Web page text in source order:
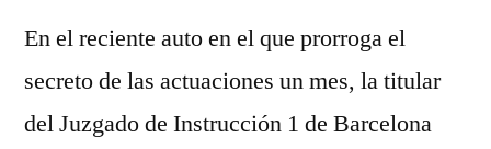
En el reciente auto en el que prorroga el
secreto de las actuaciones un mes, la titular
del Juzgado de Instrucción 1 de Barcelona